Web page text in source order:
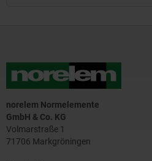
norelem Normelemente
GmbH & Co. KG
Volmarstraße 1
71706 Markgröningen